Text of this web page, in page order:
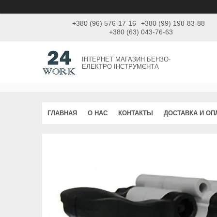
+380 (96) 576-17-16
+380 (99) 198-83-88
+380 (63) 043-76-63
ІНТЕРНЕТ МАГАЗИН БЕНЗО-
ЕЛЕКТРО ІНСТРУМЄНТА
ГЛАВНАЯ О НАС КОНТАКТЫ ДОСТАВКА И